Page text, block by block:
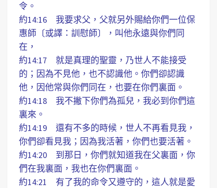
令。
約14:16 我要求父，父就另外賜給你們一位保
惠師〔或譯：訓慰師〕，叫他永遠與你們同
在，
約14:17 就是真理的聖靈，乃世人不能接受
的；因為不見他，也不認識他。你們卻認識
他，因他常與你們同在，也要在你們裏面。
約14:18 我不撇下你們為孤兒，我必到你們這
裏來。
約14:19 還有不多的時候，世人不再看見我，
你們卻看見我；因為我活著，你們也要活著。
約14:20 到那日，你們就知道我在父裏面，你
們在我裏面，我也在你們裏面。
約14:21 有了我的命令又遵守的，這人就是愛